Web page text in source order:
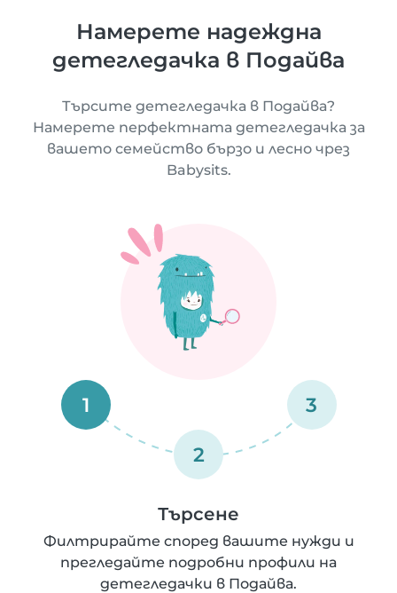
Намерете надеждна
детегледачка в Подайва
Търсите детегледачка в Подайва?
Намерете перфектната детегледачка за
вашето семейство бързо и лесно чрез
Babysits.
1
2
3
Търсене
Филтрирайте според вашите нужди и
прегледайте подробни профили на
детегледачки в Подайва.